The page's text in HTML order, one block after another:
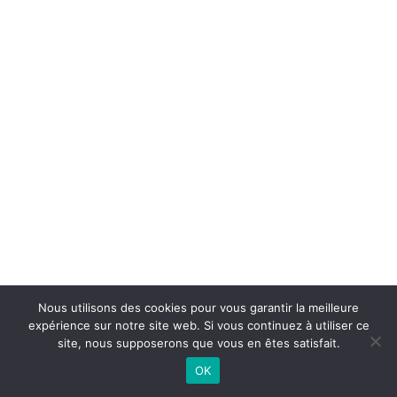
Nous utilisons des cookies pour vous garantir la meilleure
expérience sur notre site web. Si vous continuez à utiliser ce
site, nous supposerons que vous en êtes satisfait.
OK